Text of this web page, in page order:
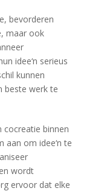
bevorderen
maar ook
idee‘n serieus
kunnen
beste werk te
cocreatie binnen
aan om idee‘n te
wordt
ervoor dat elke